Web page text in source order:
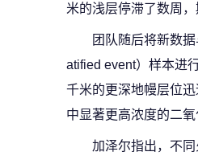
米的浅层停滞了数周
团队随后将新数
atified event）样本进
千米的更深地幔层位
中显著更高浓度的二氧
加泽尔指出，不